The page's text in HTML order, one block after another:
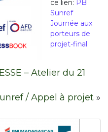
ce lien: PB
Sunref
Journée aux
porteurs de
projet-final
– Atelier du 21
/ Appel à projet »